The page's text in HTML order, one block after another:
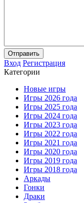
Отправить
Вход Регистрация
Категории
Новые игры
Игры 2026 года
Игры 2025 года
Игры 2024 года
Игры 2023 года
Игры 2022 года
Игры 2021 года
Игры 2020 года
Игры 2019 года
Игры 2018 года
Аркады
Гонки
Драки